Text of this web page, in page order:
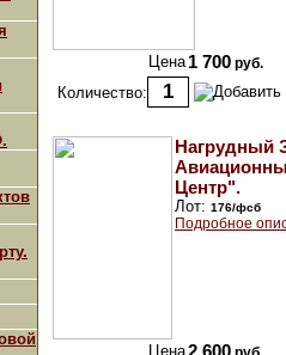
Цена 1 700 руб.
Количество:
Нагрудный
Центр".
Лот: 176/фсб
Подробное
Цена